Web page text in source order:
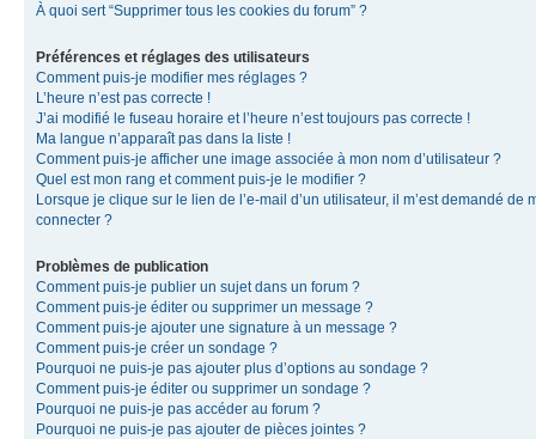
À quoi sert “Supprimer tous les cookies du forum” ?
Préférences et réglages des utilisateurs
Comment puis-je modifier mes réglages ?
L’heure n’est pas correcte !
J’ai modifié le fuseau horaire et l’heure n’est toujours pas correcte !
Ma langue n’apparaît pas dans la liste !
Comment puis-je afficher une image associée à mon nom d’utilisateur ?
Quel est mon rang et comment puis-je le modifier ?
Lorsque je clique sur le lien de l’e-mail d’un utilisateur, il m’est demandé de
connecter ?
Problèmes de publication
Comment puis-je publier un sujet dans un forum ?
Comment puis-je éditer ou supprimer un message ?
Comment puis-je ajouter une signature à un message ?
Comment puis-je créer un sondage ?
Pourquoi ne puis-je pas ajouter plus d’options au sondage ?
Comment puis-je éditer ou supprimer un sondage ?
Pourquoi ne puis-je pas accéder au forum ?
Pourquoi ne puis-je pas ajouter de pièces jointes ?